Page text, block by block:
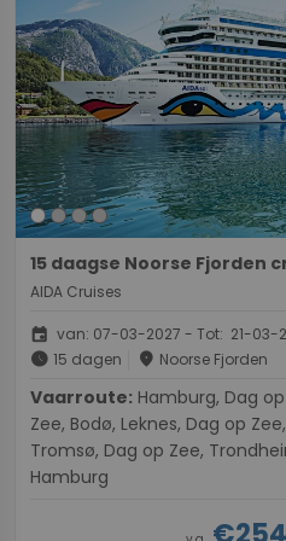
15 daagse Noorse Fjorden
AIDA Cruises
event van: 07-03-2027 - Tot: 21-03-
schedule 15 dagen place Noorse Fjorden
Vaarroute:
Zee, Bodø, Leknes, Dag op
Tromsø, Dag op Zee,
Hamburg